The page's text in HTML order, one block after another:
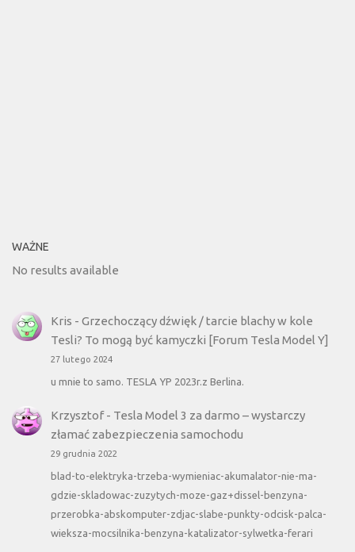
WAŻNE
No results available
Kris - Grzechoczący dźwięk / tarcie blachy w kole
Tesli? To mogą być kamyczki [Forum Tesla Model Y]
27 lutego 2024
u mnie to samo. TESLA YP 2023r.z Berlina.
Krzysztof- Tesla Model 3 za darmo – wystarczy
złamać zabezpieczenia samochodu
29 grudnia 2022
blad-to-elektryka-trzeba-wymieniac-akumalator-nie-ma-
gdzie-skladowac-zuzytych-moze-gaz+dissel-benzyna-
przerobka-abskomputer-zdjac-slabe-punkty-odcisk-palca-
wieksza-mocsilnika-benzyna-katalizator-sylwetka-ferari